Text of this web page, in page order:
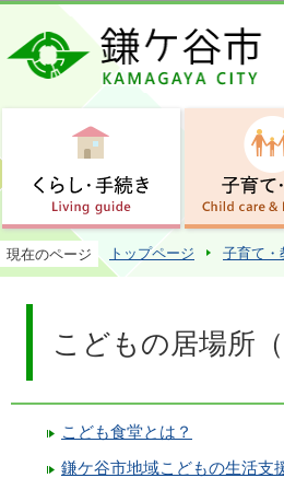
現在のページ トップページ 子育て・
こどもの居場所
こども食堂とは？
鎌ケ谷市地域こどもの生活支